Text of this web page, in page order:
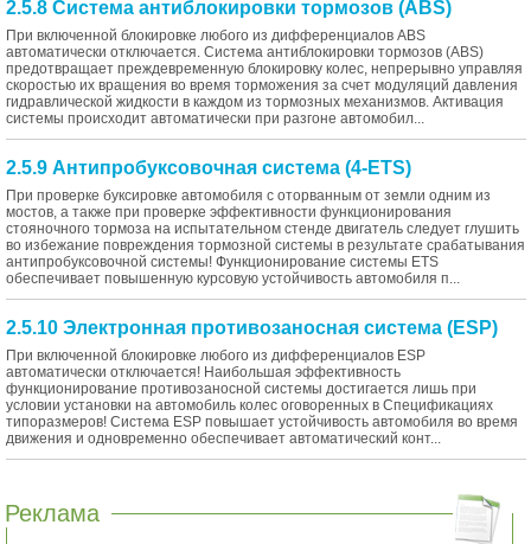
2.5.8 Система антиблокировки тормозов (ABS)
При включенной блокировке любого из дифференциалов ABS
автоматически отключается. Система антиблокировки тормозов (ABS)
предотвращает преждевременную блокировку колес, непрерывно управляя
скоростью их вращения во время торможения за счет модуляций давления
гидравлической жидкости в каждом из тормозных механизмов. Активация
системы происходит автоматически при разгоне автомобил...
2.5.9 Антипробуксовочная система (4-ETS)
При проверке буксировке автомобиля с оторванным от земли одним из
мостов, а также при проверке эффективности функционирования
стояночного тормоза на испытательном стенде двигатель следует глушить
во избежание повреждения тормозной системы в результате срабатывания
антипробуксовочной системы! Функционирование системы ETS
обеспечивает повышенную курсовую устойчивость автомобиля п...
2.5.10 Электронная противозаносная система (ESP)
При включенной блокировке любого из дифференциалов ESP
автоматически отключается! Наибольшая эффективность
функционирование противозаносной системы достигается лишь при
условии установки на автомобиль колес оговоренных в Спецификациях
типоразмеров! Система ESP повышает устойчивость автомобиля во время
движения и одновременно обеспечивает автоматический конт...
Реклама